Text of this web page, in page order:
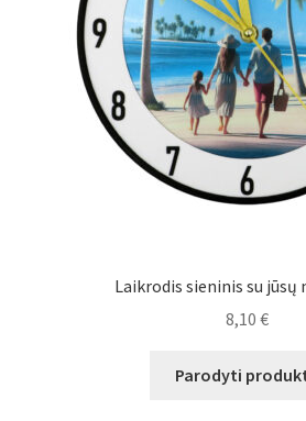
Laikrodis sieninis su jūsų
8,10 €
Parodyti